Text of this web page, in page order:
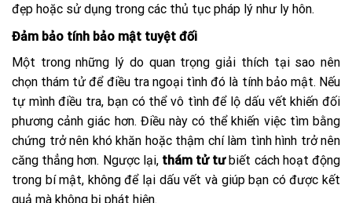
đẹp hoặc sử dụng trong các thủ tục pháp lý như ly hôn.
Đảm bảo tính bảo mật tuyệt đối
Một trong những lý do quan trọng giải thích tại sao nên
chọn thám tử để điều tra ngoại tình đó là tính bảo mật. Nếu
tự mình điều tra, bạn có thể vô tình để lộ dấu vết khiến đối
phương cảnh giác hơn. Điều này có thể khiến việc tìm bằng
chứng trở nên khó khăn hoặc thậm chí làm tình hình trở nên
căng thẳng hơn. Ngược lại, thám tử tưbiết cách hoạt động
trong bí mật, không để lại dấu vết và giúp bạn có được kết
quả mà không bị phát hiện.